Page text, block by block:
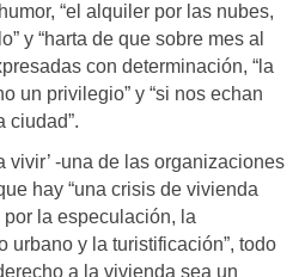
“el alquiler por las nubes,
y “harta de que sobre mes al
con determinación, “la
un privilegio” y “si nos echan
ciudad”.
vivir’ -una de las organizaciones
hay “una crisis de vivienda
la especulación, la
urbano y la turistificación”, todo
a la vivienda sea un